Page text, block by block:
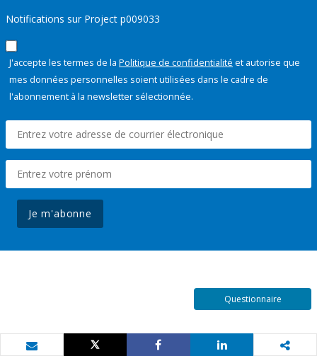
Notifications sur Project p009033
J'accepte les termes de la Politique de confidentialité et autorise que
mes données personnelles soient utilisées dans le cadre de
l'abonnement à la newsletter sélectionnée.
Je m'abonne
Questionnaire